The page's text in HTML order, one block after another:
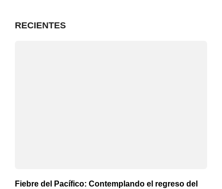
RECIENTES
Fiebre del Pacífico: Contemplando el regreso del